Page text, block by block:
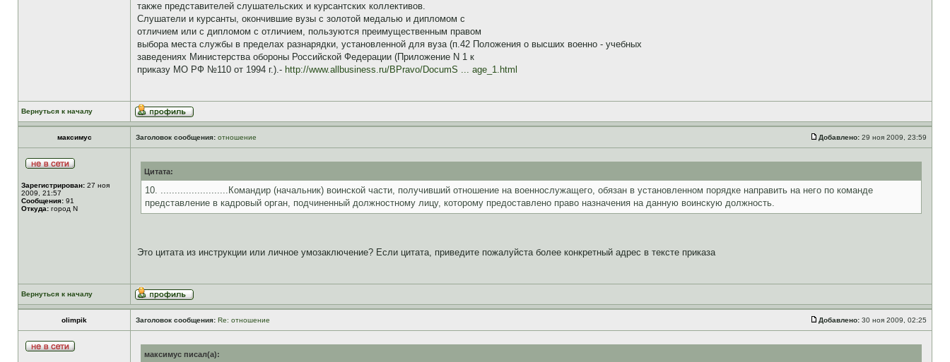
также представителей слушательских и курсантских коллективов.
Слушатели и курсанты, окончившие вузы с золотой медалью и дипломом с
отличием или с дипломом с отличием, пользуются преимущественным правом
выбора места службы в пределах разнарядки, установленной для вуза (п.42 Положения о высших военно - учебных
заведениях Министерства обороны Российской Федерации (Приложение N 1 к
приказу МО РФ №110 от 1994 г.).- http://www.allbusiness.ru/BPravo/DocumS ... age_1.html
Вернуться к началу
максимус Заголовок сообщения: отношение Добавлено: 29 ноя 2009, 23:59
Зарегистрирован: 27 ноя
2009, 21:57
Сообщения: 91
Откуда: город N
Цитата:
10. ........................Командир (начальник) воинской части, получивший отношение на военнослужащего, обязан в установленном порядке направить на него по команде
представление в кадровый орган, подчиненный должностному лицу, которому предоставлено право назначения на данную воинскую должность.
Это цитата из инструкции или личное умозаключение? Если цитата, приведите пожалуйста более конкретный адрес в тексте приказа
Вернуться к началу
olimpik Заголовок сообщения: Re: отношение Добавлено: 30 ноя 2009, 02:25
максимус писал(а):